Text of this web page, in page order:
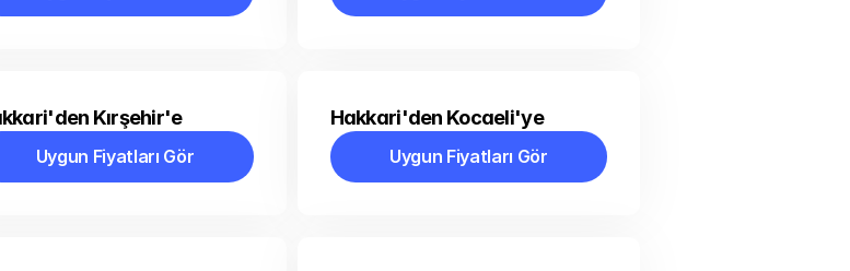
Uygun Fiyatları Gör
Uygun Fiyatları Gör
Kırşehir'e
Uygun Fiyatları Gör
Uygun Fiyatları Gör
Hakkari'den Kocaeli'ye
Uygun Fiyatları Gör
Uygun Fiyatları Gör